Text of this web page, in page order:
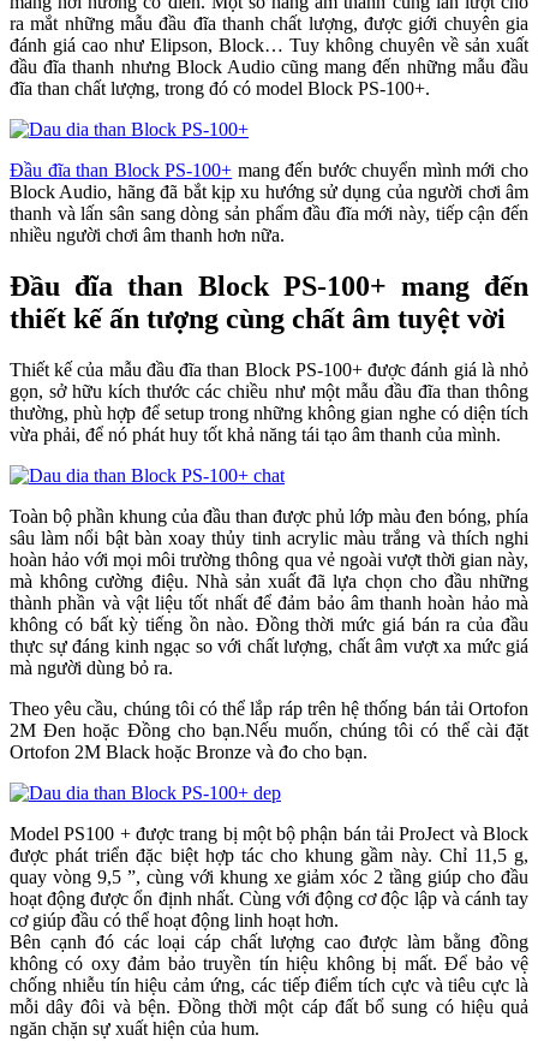
ra mắt những mẫu đầu đĩa thanh chất lượng, được giới chuyên gia
đánh giá cao như Elipson, Block… Tuy không chuyên về sản xuất
đầu đĩa thanh nhưng Block Audio cũng mang đến những mẫu đầu
đĩa than chất lượng, trong đó có model Block PS-100+.
Đầu đĩa than Block PS-100+ mang đến bước chuyển mình mới cho
Block Audio, hãng đã bắt kịp xu hướng sử dụng của người chơi âm
thanh và lấn sân sang dòng sản phẩm đầu đĩa mới này, tiếp cận đến
nhiều người chơi âm thanh hơn nữa.
Đầu đĩa than Block PS-100+ mang đến
thiết kế ấn tượng cùng chất âm tuyệt vời
Thiết kế của mẫu đầu đĩa than Block PS-100+ được đánh giá là nhỏ
gọn, sở hữu kích thước các chiều như một mẫu đầu đĩa than thông
thường, phù hợp để setup trong những không gian nghe có diện tích
vừa phải, để nó phát huy tốt khả năng tái tạo âm thanh của mình.
Toàn bộ phần khung của đầu than được phủ lớp màu đen bóng, phía
sâu làm nổi bật bàn xoay thủy tinh acrylic màu trắng và thích nghi
hoàn hảo với mọi môi trường thông qua vẻ ngoài vượt thời gian này,
mà không cường điệu. Nhà sản xuất đã lựa chọn cho đầu những
thành phần và vật liệu tốt nhất để đảm bảo âm thanh hoàn hảo mà
không có bất kỳ tiếng ồn nào. Đồng thời mức giá bán ra của đầu
thực sự đáng kinh ngạc so với chất lượng, chất âm vượt xa mức giá
mà người dùng bỏ ra.
Theo yêu cầu, chúng tôi có thể lắp ráp trên hệ thống bán tải Ortofon
2M Đen hoặc Đồng cho bạn.Nếu muốn, chúng tôi có thể cài đặt
Ortofon 2M Black hoặc Bronze và đo cho bạn.
Model PS100 + được trang bị một bộ phận bán tải ProJect và Block
được phát triển đặc biệt hợp tác cho khung gầm này. Chỉ 11,5 g,
quay vòng 9,5 ”, cùng với khung xe giảm xóc 2 tầng giúp cho đầu
hoạt động được ổn định nhất. Cùng với động cơ độc lập và cánh tay
cơ giúp đầu có thể hoạt động linh hoạt hơn.
Bên cạnh đó các loại cáp chất lượng cao được làm bằng đồng
không có oxy đảm bảo truyền tín hiệu không bị mất. Để bảo vệ
chống nhiễu tín hiệu cảm ứng, các tiếp điểm tích cực và tiêu cực là
mỗi dây đôi và bện. Đồng thời một cáp đất bổ sung có hiệu quả
ngăn chặn sự xuất hiện của hum.